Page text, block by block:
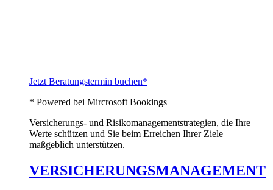
Jetzt Beratungstermin buchen*
* Powered bei Mircrosoft Bookings
Versicherungs- und Risikomanagementstrategien, die Ihre
Werte schützen und Sie beim Erreichen Ihrer Ziele
maßgeblich unterstützen.
VERSICHERUNGSMANAGEMENT